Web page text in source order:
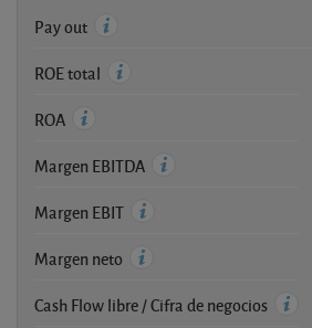
Pay out
ROE total
ROA
Margen EBITDA
Margen EBIT
Margen neto
Cash Flow libre / Cifra de negocios